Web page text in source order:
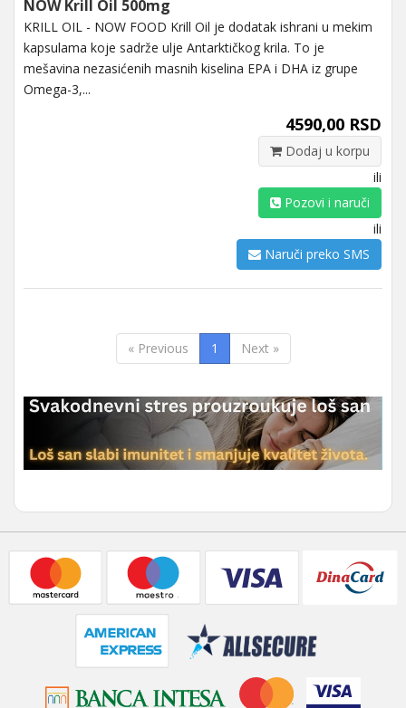
NOW Krill Oil 500mg
KRILL OIL - NOW FOOD Krill Oil je dodatak ishrani u mekim
kapsulama koje sadrže ulje Antarktičkog krila. To je
mešavina nezasićenih masnih kiselina EPA i DHA iz grupe
Omega-3,...
4590,00 RSD
Dodaj u korpu
ili
Pozovi i naruči
ili
Naruči preko SMS
« Previous 1 Next »